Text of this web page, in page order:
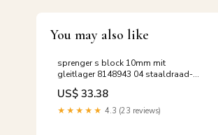
You may also like
sprenger s block 10mm mit
gleitlager 8148943 04 staaldraad-
op-rol-collectie
US$ 33.38
★★★★★ 4.3 (23 reviews)